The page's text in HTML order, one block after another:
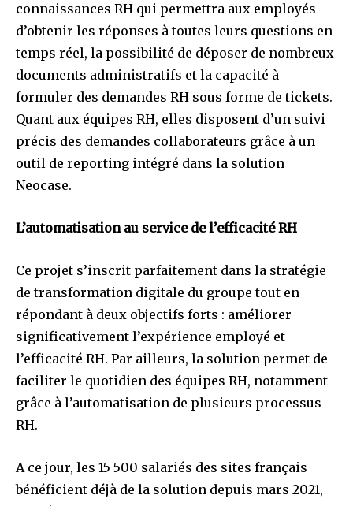
connaissances RH qui permettra aux employés
d’obtenir les réponses à toutes leurs questions en
temps réel, la possibilité de déposer de nombreux
documents administratifs et la capacité à
formuler des demandes RH sous forme de tickets.
Quant aux équipes RH, elles disposent d’un suivi
précis des demandes collaborateurs grâce à un
outil de reporting intégré dans la solution
Neocase.
L’automatisation au service de l’efficacité RH
Ce projet s’inscrit parfaitement dans la stratégie
de transformation digitale du groupe tout en
répondant à deux objectifs forts : améliorer
significativement l’expérience employé et
l’efficacité RH. Par ailleurs, la solution permet de
faciliter le quotidien des équipes RH, notamment
grâce à l’automatisation de plusieurs processus
RH.
A ce jour, les 15 500 salariés des sites français
bénéficient déjà de la solution depuis mars 2021,